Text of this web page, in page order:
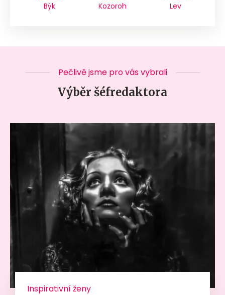
Býk Kozoroh Lev
Pečlivě jsme pro vás vybrali
Výběr šéfredaktora
Inspirativní ženy